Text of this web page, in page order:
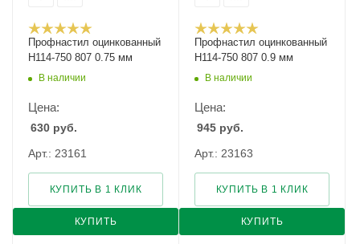
Профнастил оцинкованный
Н114-750 807 0.75 мм
В наличии
Цена:
630 руб.
Арт.: 23161
КУПИТЬ
КУПИТЬ В 1 КЛИК
Профнастил оцинкованный
Н114-750 807 0.9 мм
В наличии
Цена:
945 руб.
Арт.: 23163
КУПИТЬ
КУПИТЬ В 1 КЛИК